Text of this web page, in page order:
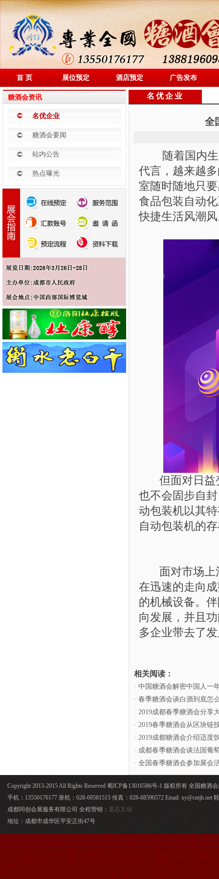
首 页 展位预定 酒店预定 广告发布
糖酒会资讯
名优企业
糖酒会要闻
站内公告
热点曝光
名优企业
全
随着国内生
代言，越来越
室随时随地只
食品包装自动
快捷生活风潮
但面对日益
也不会固步自
动包装机以其
自动包装机的
面对市场上
在迅速的走向
的机械设备。
向发展，并且
多企业带去了
相关阅读：
· 中国糖酒会解密中国人一
· 春季糖酒会谈白酒到底怎
· 2019成都春季糖酒会分享
· 2019春季糖酒会从区块链
· 2019成都糖酒会介绍适度
· 成都春季糖酒会谈法国葡
· 全国春季糖酒会参加展会
Copyright 2013-2015 All Rights Reserved 蜀ICP备13016586号-1 版权所有 全国糖酒
手机：13550176177 座机：028-69581515 传真：028-68590572 Email: xy@cntjh.net
成都同创会展服务有限公司 全程营销： 觅石互动
地址：成都市成华区平安正街47号